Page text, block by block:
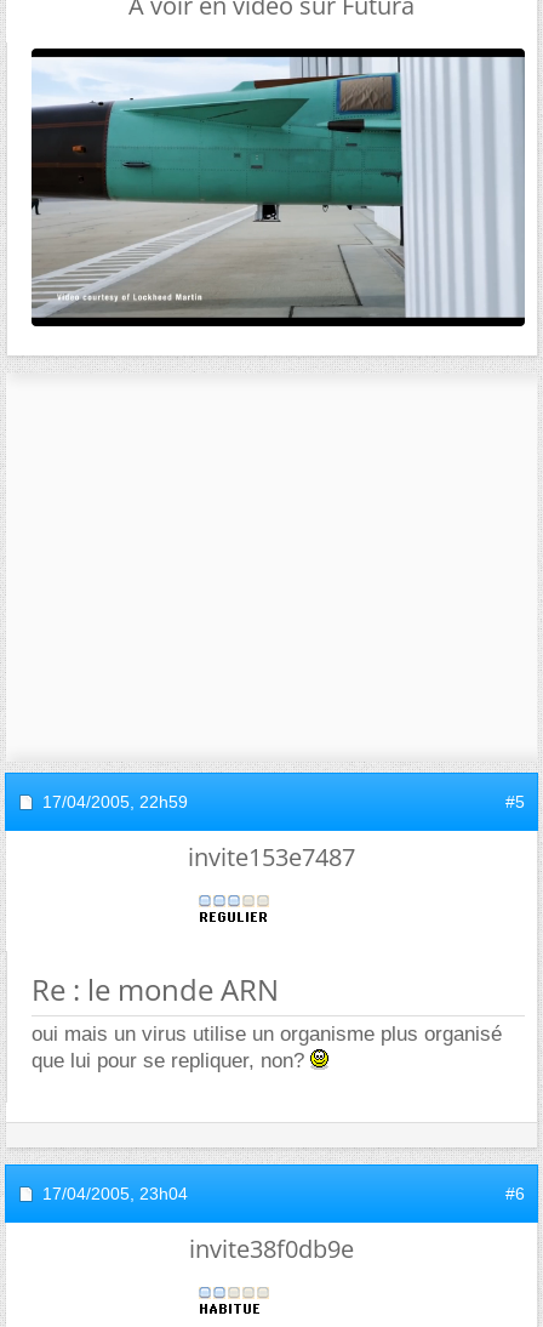
17/04/2005, 22h59 #5
invite153e7487
Re : le monde ARN
oui mais un virus utilise un organisme plus organisé
que lui pour se repliquer, non?
17/04/2005, 23h04 #6
invite38f0db9e